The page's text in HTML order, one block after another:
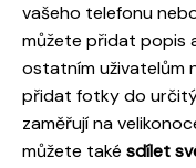
vašeho telefonu
můžete přidat popis
ostatním uživatelům
přidat fotky do
zaměřují na
můžete také sdílet